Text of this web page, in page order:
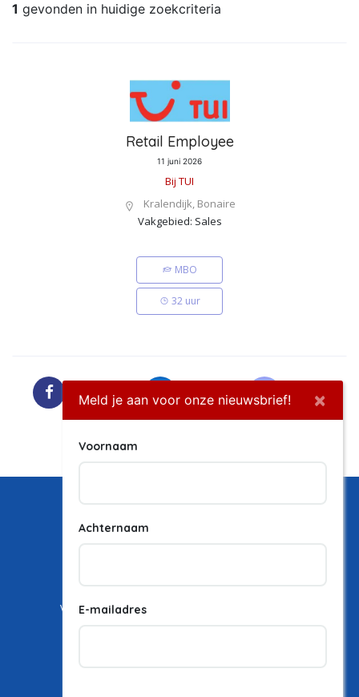
1 gevonden in huidige zoekcriteria
Retail Employee
11 juni 2026
Bij TUI
Kralendijk, Bonaire
Vakgebied: Sales
MBO
32 uur
Facebook LinkedIn
Vacatures Vacature plaatsen
Meld je aan voor onze nieuwsbrief! ×
Voornaam
Achternaam
E-mailadres